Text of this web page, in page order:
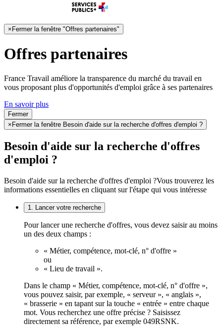
× Fermer la fenêtre "Offres partenaires"
Offres partenaires
France Travail améliore la transparence du marché du travail en
vous proposant plus d'opportunités d'emploi grâce à ses partenaires
En savoir plus
Fermer
× Fermer la fenêtre Besoin d'aide sur la recherche d'offres d'emploi ?
Besoin d'aide sur la recherche d'offres
d'emploi ?
Besoin d'aide sur la recherche d'offres d'emploi ?Vous trouverez les
informations essentielles en cliquant sur l'étape qui vous intéresse
1. Lancer votre recherche
Pour lancer une recherche d'offres, vous devez saisir au moins
un des deux champs :
« Métier, compétence, mot-clé, n° d'offre »
ou
« Lieu de travail ».
Dans le champ « Métier, compétence, mot-clé, n° d'offre »,
vous pouvez saisir, par exemple, « serveur », « anglais »,
« brasserie » en tapant sur la touche « entrée » entre chaque
mot. Vous recherchez une offre précise ? Saisissez
directement sa référence, par exemple 049RSNK.